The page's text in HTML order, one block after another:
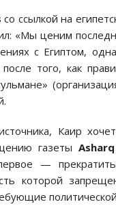
со ссылкой на
«Мы ценим
с Египтом,
того, как
Каир
газеты
—
которой